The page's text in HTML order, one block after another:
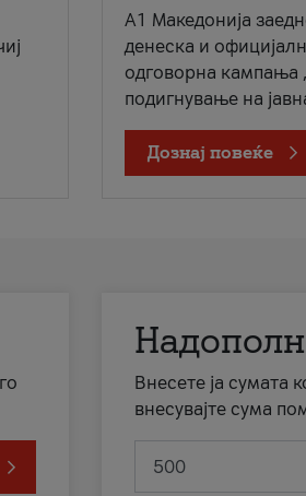
A1 Македонија
денеска и
одговорна кампања
подигнување на
Дознај повеќе
Внесете ја сумата
внесувајте сума